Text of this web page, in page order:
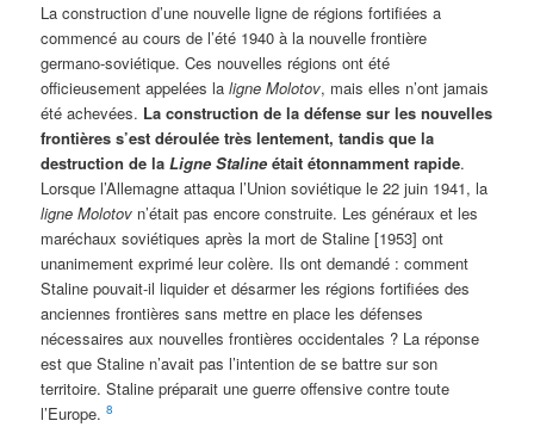
La construction d’une nouvelle ligne de régions fortifiées a
commencé au cours de l’été 1940 à la nouvelle frontière
germano-soviétique. Ces nouvelles régions ont été
officieusement appelées laligne Molotov, mais elles n’ont jamais
été achevées. La construction de la défense sur les nouvelles
frontières s’est déroulée très lentement, tandis que la
destruction de laLigne Staline était étonnamment rapide.
Lorsque l’Allemagne attaqua l’Union soviétique le 22 juin 1941, la
ligne Molotov n’était pas encore construite. Les généraux et les
maréchaux soviétiques après la mort de Staline [1953] ont
unanimement exprimé leur colère. Ils ont demandé : comment
Staline pouvait-il liquider et désarmer les régions fortifiées des
anciennes frontières sans mettre en place les défenses
nécessaires aux nouvelles frontières occidentales ? La réponse
est que Staline n’avait pas l’intention de se battre sur son
territoire. Staline préparait une guerre offensive contre toute
l’Europe.8